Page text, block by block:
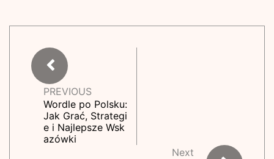
PREVIOUS
Wordle po Polsku:
Jak Grać, Strategi
e i Najlepsze Wsk
azówki
Next